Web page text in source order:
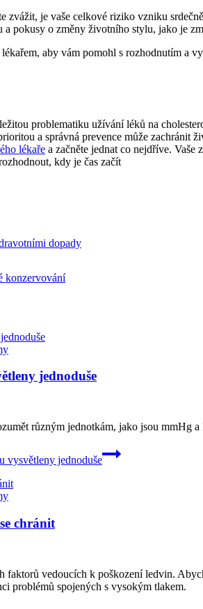
zvážit, je vaše celkové riziko vzniku
a pokusy o změny životního stylu, jako je
aby vám pomohl s rozhodnutím a
problematiku užívání léků na
a správná prevence může
lékaře a začněte jednat co nejdříve. Vaše
dopady
konzervování
jednoduše
různým jednotkám, jako jsou mmHg
vysvětleny jednoduše
chránit
vedoucích k poškození ledvin.
problémů spojených s vysokým tlakem.